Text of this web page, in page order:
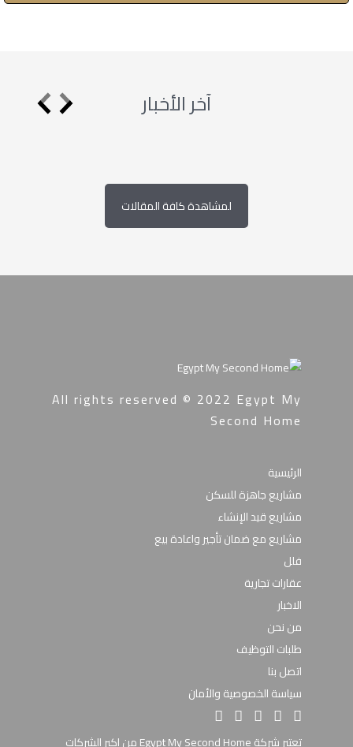
آخر الأخبار
لمشاهدة كافة المقالات
All rights reserved © 2022 Egypt My
Second Home
الرئيسية
مشاريع جاهزة للسكن
مشاريع قيد الإنشاء
مشاريع مع ضمان تأجير واعادة بيع
فلل
عقارات تجارية
الاخبار
من نحن
طلبات التوظيف
اتصل بنا
سياسة الخصوصية والأمان
تعتبر شركة Egypt My Second Home من اكبر الشركات